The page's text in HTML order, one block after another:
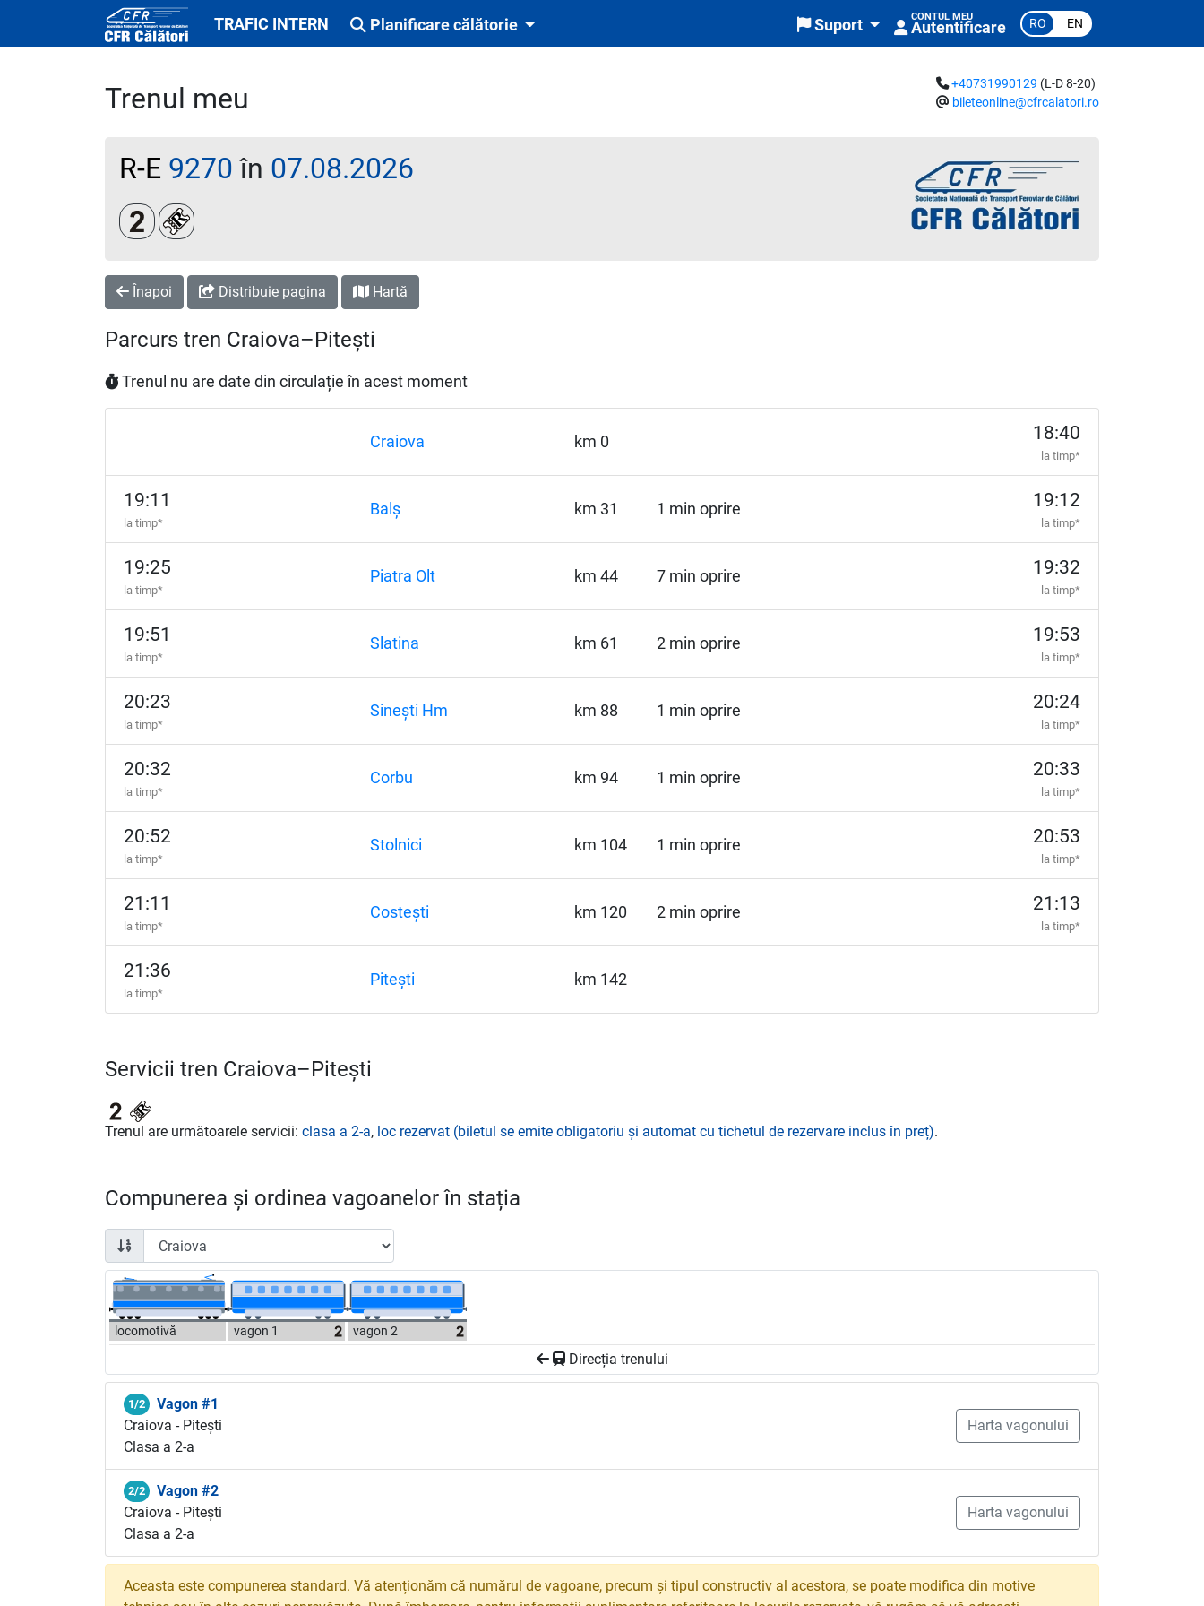
TRAFIC INTERN Planificare călătorie Suport CONTUL MEU
Autentificare RO EN
Trenul meu +40731990129 (L-D 8-20)
bileteonline@cfrcalatori.ro
R-E 9270 în 07.08.2026
Clasa a 2-aLoc rezervat (biletul se emite obligatoriu și automat cu tichetul de rezervare inclus în preț)
Înapoi Distribuie pagina Hartă
Parcurs tren Craiova–Pitești
Trenul nu are date din circulație în acest moment
Craiova km 0 18:40
la timp*
19:11
la timp*
Balș km 31 1 min oprire 19:12
la timp*
19:25
la timp*
Piatra Olt km 44 7 min oprire 19:32
la timp*
19:51
la timp*
Slatina km 61 2 min oprire 19:53
la timp*
20:23
la timp*
Sinești Hm km 88 1 min oprire 20:24
la timp*
20:32
la timp*
Corbu km 94 1 min oprire 20:33
la timp*
20:52
la timp*
Stolnici km 104 1 min oprire 20:53
la timp*
21:11
la timp*
Costești km 120 2 min oprire 21:13
la timp*
21:36
la timp*
Pitești km 142
Servicii tren Craiova–Pitești
Trenul are următoarele servicii: clasa a 2-a, loc rezervat (biletul se emite obligatoriu și automat cu tichetul de rezervare inclus în preț).
Compunerea și ordinea vagoanelor în stația
locomotivă vagon 1 vagon 2
Direcția trenului
1/2
Vagon #1
Craiova - Pitești
Clasa a 2-a
Harta vagonului
2/2
Vagon #2
Craiova - Pitești
Clasa a 2-a
Harta vagonului
Aceasta este compunerea standard. Vă atenționăm că numărul de vagoane, precum și tipul constructiv al acestora, se poate modifica din motive